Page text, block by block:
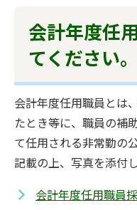
会計年度任
てください。
会計年度任用職員とは
たとき等に、職員の補
て任用される非常勤の
記載の上、写真を添付
会計年度任用職員